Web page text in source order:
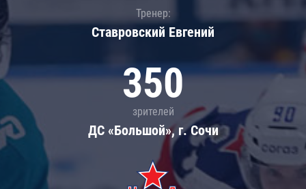
Тренер:
Ставровский Евгений
350
зрителей
ДС «Большой», г. Сочи